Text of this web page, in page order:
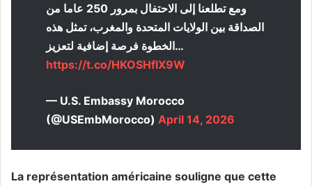
ومع تطلعنا إلى الاحتفال بمرور 250 عاما من
الصداقة بين الولايات المتحدة والمغرب، تمثل هذه
الخطوة فرصة إضافية لتعزيز…
https://t.co/HKOSHflX9W
— U.S. Embassy Morocco
(@USEmbMorocco) April 14, 2026
La représentation américaine souligne que cette